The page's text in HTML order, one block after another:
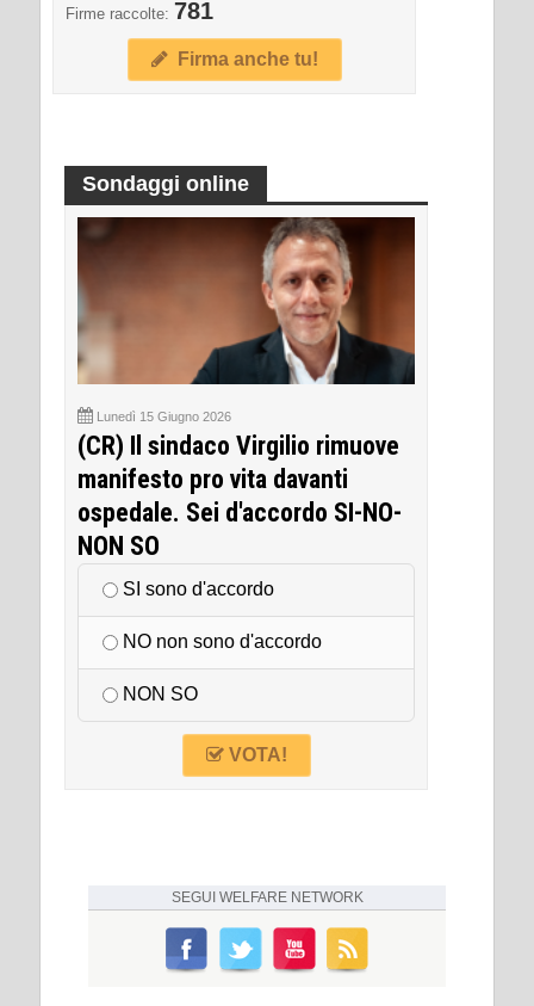
Firme raccolte: 781
Firma anche tu!
Sondaggi online
Lunedì 15 Giugno 2026
(CR) Il sindaco Virgilio rimuove
manifesto pro vita davanti
ospedale. Sei d'accordo SI-NO-
NON SO
SI sono d'accordo
NO non sono d'accordo
NON SO
VOTA!
SEGUI WELFARE NETWORK